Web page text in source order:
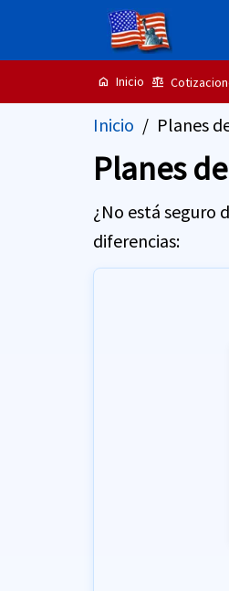
home Inicio balance
Inicio Planes
Planes
¿No está seguro
diferencias: